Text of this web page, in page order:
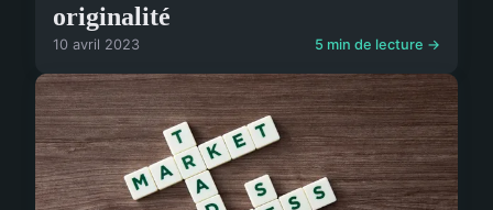
originalité
10 avril 2023 5 min de lecture →